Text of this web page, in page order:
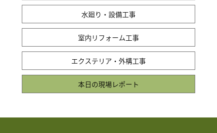
水廻り・設備工事
室内リフォーム工事
エクステリア・外構工事
本日の現場レポート